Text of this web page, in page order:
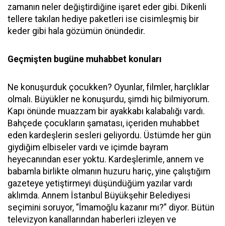
zamanın neler değiştirdiğine işaret eder gibi. Dikenli
tellere takılan hediye paketleri ise cisimleşmiş bir
keder gibi hala gözümün önündedir.
Geçmişten bugüne muhabbet konuları
Ne konuşurduk çocukken? Oyunlar, filmler, harçlıklar
olmalı. Büyükler ne konuşurdu, şimdi hiç bilmiyorum.
Kapı önünde muazzam bir ayakkabı kalabalığı vardı.
Bahçede çocukların şamatası, içeriden muhabbet
eden kardeşlerin sesleri geliyordu. Üstümde her gün
giydiğim elbiseler vardı ve içimde bayram
heyecanından eser yoktu. Kardeşlerimle, annem ve
babamla birlikte olmanın huzuru hariç, yine çalıştığım
gazeteye yetiştirmeyi düşündüğüm yazılar vardı
aklımda. Annem İstanbul Büyükşehir Belediyesi
seçimini soruyor, “İmamoğlu kazanır mı?” diyor. Bütün
televizyon kanallarından haberleri izleyen ve